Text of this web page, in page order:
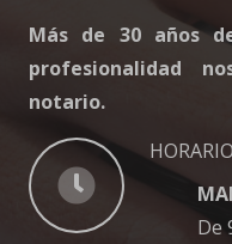
Más de 30 años
profesionalidad
notario.
De